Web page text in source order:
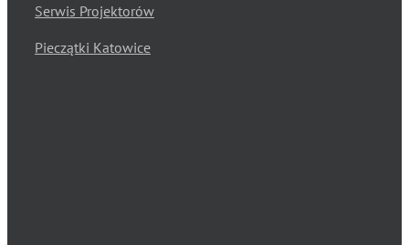
Serwis Projektorów
Pieczątki Katowice